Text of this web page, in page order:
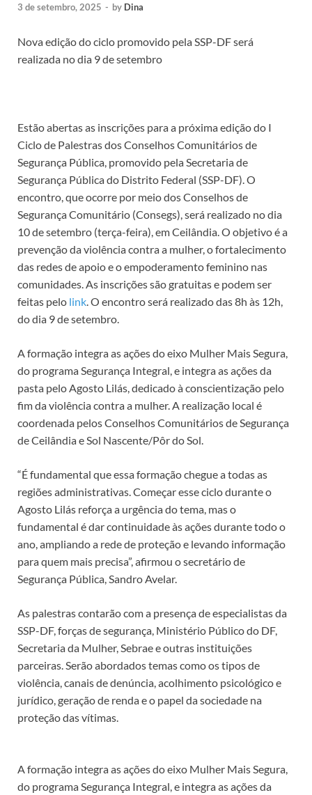
3 de setembro, 2025 - by Dina
Nova edição do ciclo promovido pela SSP-DF será
realizada no dia 9 de setembro
Estão abertas as inscrições para a próxima edição do I
Ciclo de Palestras dos Conselhos Comunitários de
Segurança Pública, promovido pela Secretaria de
Segurança Pública do Distrito Federal (SSP-DF). O
encontro, que ocorre por meio dos Conselhos de
Segurança Comunitário (Consegs), será realizado no dia
10 de setembro (terça-feira), em Ceilândia. O objetivo é a
prevenção da violência contra a mulher, o fortalecimento
das redes de apoio e o empoderamento feminino nas
comunidades. As inscrições são gratuitas e podem ser
feitas pelo link. O encontro será realizado das 8h às 12h,
do dia 9 de setembro.
A formação integra as ações do eixo Mulher Mais Segura,
do programa Segurança Integral, e integra as ações da
pasta pelo Agosto Lilás, dedicado à conscientização pelo
fim da violência contra a mulher. A realização local é
coordenada pelos Conselhos Comunitários de Segurança
de Ceilândia e Sol Nascente/Pôr do Sol.
“É fundamental que essa formação chegue a todas as
regiões administrativas. Começar esse ciclo durante o
Agosto Lilás reforça a urgência do tema, mas o
fundamental é dar continuidade às ações durante todo o
ano, ampliando a rede de proteção e levando informação
para quem mais precisa”, afirmou o secretário de
Segurança Pública, Sandro Avelar.
As palestras contarão com a presença de especialistas da
SSP-DF, forças de segurança, Ministério Público do DF,
Secretaria da Mulher, Sebrae e outras instituições
parceiras. Serão abordados temas como os tipos de
violência, canais de denúncia, acolhimento psicológico e
jurídico, geração de renda e o papel da sociedade na
proteção das vítimas.
A formação integra as ações do eixo Mulher Mais Segura,
do programa Segurança Integral, e integra as ações da